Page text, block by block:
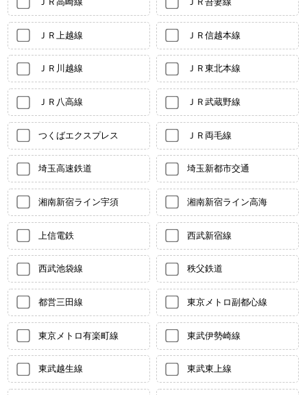
ＪＲ上越線 ＪＲ信越本線
ＪＲ川越線 ＪＲ東北本線
ＪＲ八高線 ＪＲ武蔵野線
つくばエクスプレス ＪＲ両毛線
埼玉高速鉄道 埼玉新都市交通
湘南新宿ライン宇須 湘南新宿ライン高海
上信電鉄 西武新宿線
西武池袋線 秩父鉄道
都営三田線 東京メトロ副都心線
東京メトロ有楽町線 東武伊勢崎線
東武越生線 東武東上線